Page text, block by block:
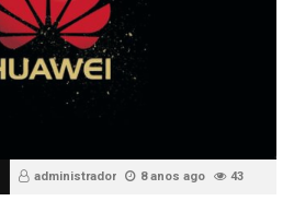
administrador 8 anos ago 43